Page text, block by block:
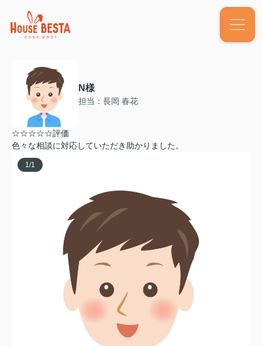
N様
担当：長岡 春花
☆☆☆☆☆評価
色々な相談に対応していただき助かりました。
1 /1